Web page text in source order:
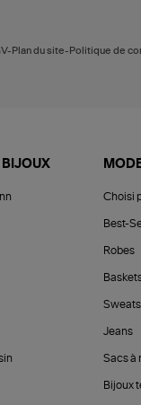
Plan du site-Politique de
BIJOUX
Choisi
Best-
Robes
Jeans
Sacs à
Bijoux